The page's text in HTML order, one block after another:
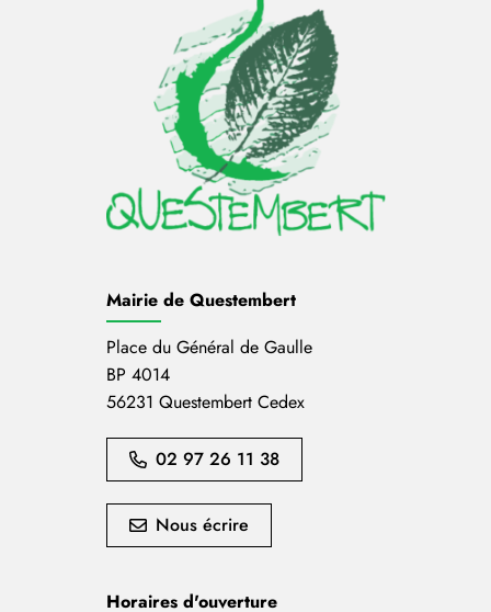
Mairie de Questembert
Place du Général de Gaulle
BP 4014
56231 Questembert Cedex
02 97 26 11 38
Nous écrire
Horaires d'ouverture